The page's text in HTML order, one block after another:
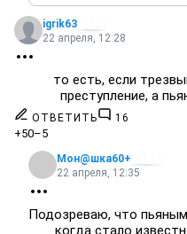
igrik63
22 апреля, 12:28
то есть, если
преступление, а
ОТВЕТИТЬ 16
+50–5
Мон@шка60+
22 апреля, 12:35
Подозреваю, что
когда стало